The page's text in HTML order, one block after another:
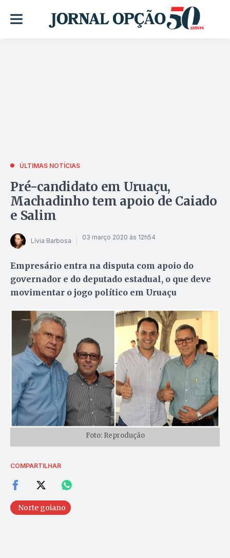
ÚLTIMAS NOTÍCIAS
Pré-candidato em Uruaçu,
Machadinho tem apoio de Caiado
e Salim
Lívia Barbosa 03 março 2020 às 12h54
Empresário entra na disputa com apoio do
governador e do deputado estadual, o que deve
movimentar o jogo político em Uruaçu
Foto: Reprodução
COMPARTILHAR
Norte goiano